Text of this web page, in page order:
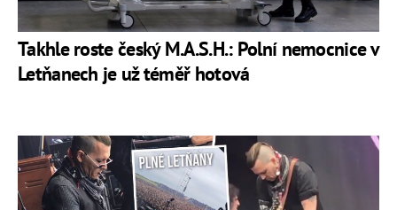
Takhle roste český M.A.S.H.: Polní nemocnice v
Letňanech je už téměř hotová